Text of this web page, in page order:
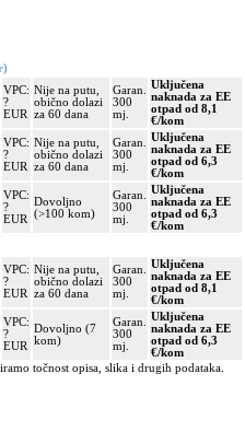
VPC:
?
EUR
Nije na putu,
obično dolazi
za 60 dana
Garan.
300
mj.
Uključena
naknada za EE
otpad od 8,1
€/kom
VPC:
?
EUR
Nije na putu,
obično dolazi
za 60 dana
Garan.
300
mj.
Uključena
naknada za EE
otpad od 6,3
€/kom
VPC:
?
EUR
Dovoljno
(>100 kom)
Garan.
300
mj.
Uključena
naknada za EE
otpad od 6,3
€/kom
VPC:
?
EUR
Nije na putu,
obično dolazi
za 60 dana
Garan.
300
mj.
Uključena
naknada za EE
otpad od 8,1
€/kom
VPC:
?
EUR
Dovoljno (7
kom)
Garan.
300
mj.
Uključena
naknada za EE
otpad od 6,3
€/kom
točnost opisa, slika i drugih podataka.